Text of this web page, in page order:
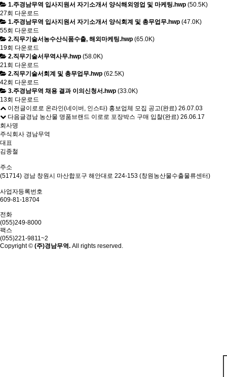
1.주경남무역 입사지원서 자기소개서 양식해외영업 및 마케팅.hwp (50.5K)
27회 다운로드
1.주경남무역 입사지원서 자기소개서 양식회계 및 총무업무.hwp (47.0K)
55회 다운로드
2.직무기술서농수산식품수출, 해외마케팅.hwp (65.0K)
19회 다운로드
2.직무기술서무역사무.hwp (58.0K)
21회 다운로드
2.직무기술서회계 및 총무업무.hwp (62.5K)
42회 다운로드
3.주경남무역 채용 결과 이의신청서.hwp (33.0K)
13회 다운로드
이전글이로로 온라인(네이버, 인스타) 홍보업체 모집 공고(완료) 26.07.03
다음글경남 농산물 명품브랜드 이로로 포장박스 구매 입찰(완료) 26.06.17
회사명
주식회사 경남무역
대표
김종철
주소
(51714) 경남 창원시 마산합포구 해안대로 224-153 (창원농산물수출물류센터)
사업자등록번호
609-81-18704
전화
(055)249-8000
팩스
(055)221-9811~2
Copyright © (주)경남무역. All rights reserved.